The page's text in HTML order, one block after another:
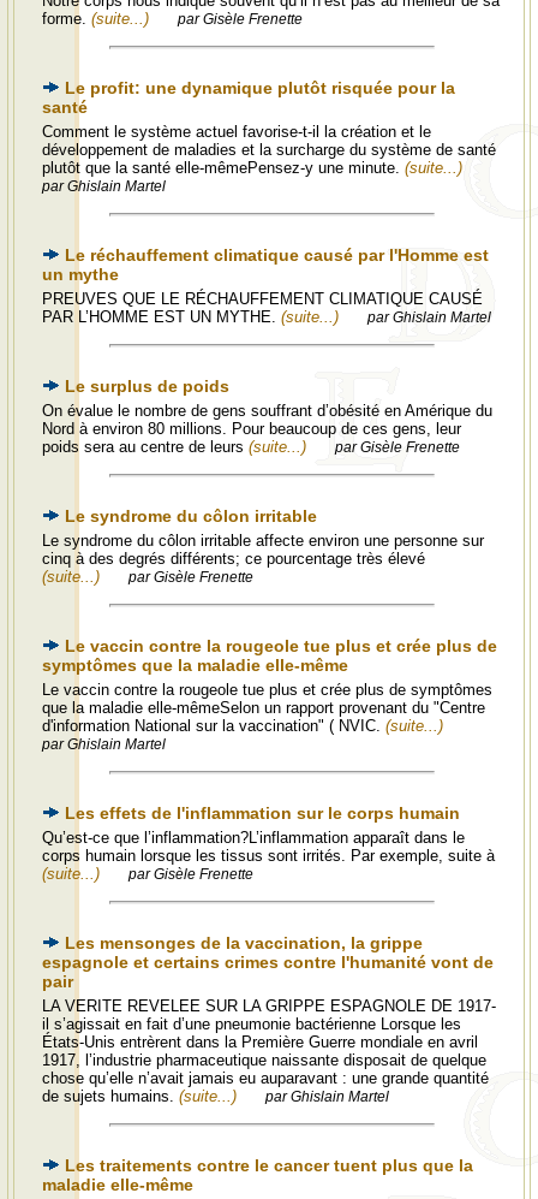
forme. (suite...) par Gisèle Frenette
Le profit: une dynamique plutôt risquée pour la
santé
Comment le système actuel favorise-t-il la création et le
développement de maladies et la surcharge du système de santé
plutôt que la santé elle-mêmePensez-y une minute. (suite...)
par Ghislain Martel
Le réchauffement climatique causé par l'Homme est
un mythe
PREUVES QUE LE RÉCHAUFFEMENT CLIMATIQUE CAUSÉ
PAR L’HOMME EST UN MYTHE. (suite...) par Ghislain Martel
Le surplus de poids
On évalue le nombre de gens souffrant d’obésité en Amérique du
Nord à environ 80 millions. Pour beaucoup de ces gens, leur
poids sera au centre de leurs (suite...) par Gisèle Frenette
Le syndrome du côlon irritable
Le syndrome du côlon irritable affecte environ une personne sur
cinq à des degrés différents; ce pourcentage très élevé
(suite...)
par Gisèle Frenette
Le vaccin contre la rougeole tue plus et crée plus de
symptômes que la maladie elle-même
Le vaccin contre la rougeole tue plus et crée plus de symptômes
que la maladie elle-mêmeSelon un rapport provenant du "Centre
d'information National sur la vaccination" ( NVIC. (suite...)
par Ghislain Martel
Les effets de l'inflammation sur le corps humain
Qu’est-ce que l’inflammation?L’inflammation apparaît dans le
corps humain lorsque les tissus sont irrités. Par exemple, suite à
(suite...)
par Gisèle Frenette
Les mensonges de la vaccination, la grippe
espagnole et certains crimes contre l'humanité vont de
pair
LA VERITE REVELEE SUR LA GRIPPE ESPAGNOLE DE 1917-
il s’agissait en fait d’une pneumonie bactérienne Lorsque les
États-Unis entrèrent dans la Première Guerre mondiale en avril
1917, l’industrie pharmaceutique naissante disposait de quelque
chose qu’elle n’avait jamais eu auparavant : une grande quantité
de sujets humains. (suite...) par Ghislain Martel
Les traitements contre le cancer tuent plus que la
maladie elle-même